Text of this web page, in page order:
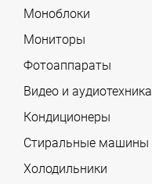
Моноблоки
Мониторы
Фотоаппараты
Видео и аудиотехника
Кондиционеры
Стиральные машины
Холодильники